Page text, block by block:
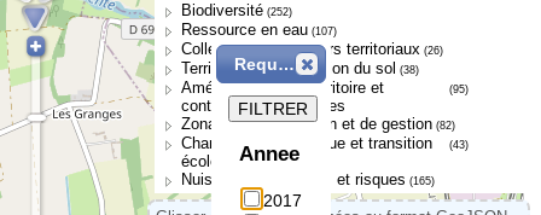
Biodiversité (252)
Ressource en eau (107)
Collectivités et acteurs territoriaux (26)
Territoires et occupation du sol (38)
Aménagement du territoire et
continuités écologiques
(95)
Zonages de protection et de gestion (82)
Changement climatique et transition
écologique
(43)
Nuisances, pressions et risques (165)
Requête
Annee
2017
FILTRER